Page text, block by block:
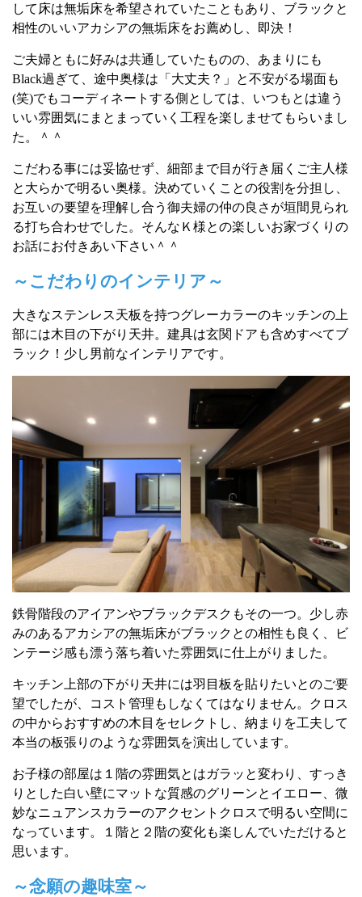
して床は無垢床を希望されていたこともあり、ブラックと
相性のいいアカシアの無垢床をお薦めし、即決！
ご夫婦ともに好みは共通していたものの、あまりにも
Black過ぎて、途中奥様は「大丈夫？」と不安がる場面も
(笑)でもコーディネートする側としては、いつもとは違う
いい雰囲気にまとまっていく工程を楽しませてもらいまし
た。＾＾
こだわる事には妥協せず、細部まで目が行き届くご主人様
と大らかで明るい奥様。 決めていくことの役割を分担し、
お互いの要望を理解し合う御夫婦の仲の良さが垣間見られ
る打ち合わせでした。そんなＫ様との楽しいお家づくりの
お話にお付きあい下さい＾＾
～こだわりのインテリア～
大きなステンレス天板を持つグレーカラーのキッチンの上
部には木目の下がり天井。 建具は玄関ドアも含めすべてブ
ラック！ 少し男前なインテリアです。
鉄骨階段のアイアンやブラックデスクもその一つ。 少し赤
みのあるアカシアの無垢床がブラックとの相性も良く、
ビ
ンテージ感も漂う落ち着いた雰囲気に仕上がりました。
キッチン上部の下がり天井には羽目板を貼りたいとのご要
望でしたが、コスト管理もしなくてはなりません。
クロス
の中からおすすめの木目をセレクトし、納まりを工夫して
本当の板張りのような雰囲気を演出しています。
お子様の部屋は１階の雰囲気とはガラッと変わり、すっき
りとした白い壁にマットな質感のグリーンとイエロー、微
妙なニュアンスカラーのアクセントクロスで明るい空間に
なっています。
１階と２階の変化も楽しんでいただけると
思います。
～念願の趣味室～